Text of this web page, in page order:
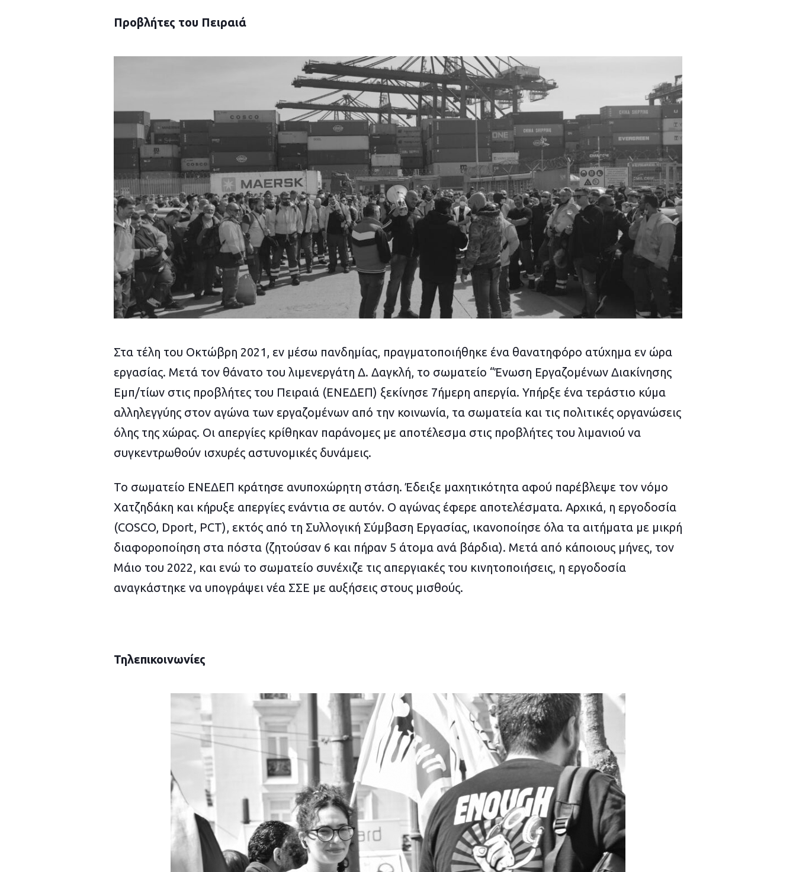
Προβλήτες του Πειραιά
Στα τέλη του Οκτώβρη 2021, εν μέσω πανδημίας, πραγματοποιήθηκε ένα θανατηφόρο ατύχημα εν ώρα
εργασίας. Μετά τον θάνατο του λιμενεργάτη Δ. Δαγκλή, το σωματείο “Ένωση Εργαζομένων Διακίνησης
Εμπ/τίων στις προβλήτες του Πειραιά (ΕΝΕΔΕΠ) ξεκίνησε 7ήμερη απεργία. Υπήρξε ένα τεράστιο κύμα
αλληλεγγύης στον αγώνα των εργαζομένων από την κοινωνία, τα σωματεία και τις πολιτικές οργανώσεις
όλης της χώρας. Οι απεργίες κρίθηκαν παράνομες με αποτέλεσμα στις προβλήτες του λιμανιού να
συγκεντρωθούν ισχυρές αστυνομικές δυνάμεις.
Το σωματείο ΕΝΕΔΕΠ κράτησε ανυποχώρητη στάση. Έδειξε μαχητικότητα αφού παρέβλεψε τον νόμο
Χατζηδάκη και κήρυξε απεργίες ενάντια σε αυτόν. Ο αγώνας έφερε αποτελέσματα. Αρχικά, η εργοδοσία
(COSCO, Dport, PCT), εκτός από τη Συλλογική Σύμβαση Εργασίας, ικανοποίησε όλα τα αιτήματα με μικρή
διαφοροποίηση στα πόστα (ζητούσαν 6 και πήραν 5 άτομα ανά βάρδια). Μετά από κάποιους μήνες, τον
Μάιο του 2022, και ενώ το σωματείο συνέχιζε τις απεργιακές του κινητοποιήσεις, η εργοδοσία
αναγκάστηκε να υπογράψει νέα ΣΣΕ με αυξήσεις στους μισθούς.
Τηλεπικοινωνίες